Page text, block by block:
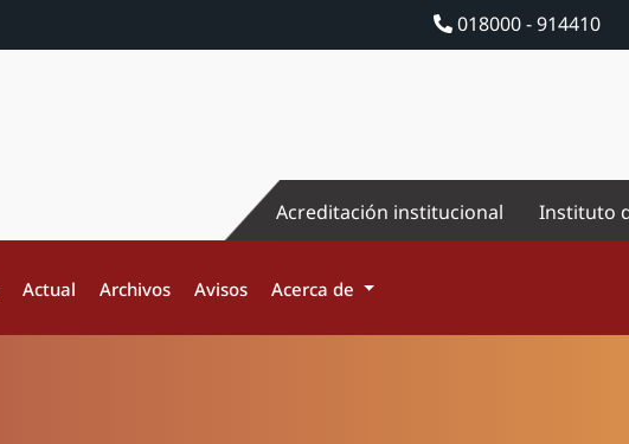
018000 - 914410
Acreditación institucional Instituto
Actual Archivos Avisos Acerca de